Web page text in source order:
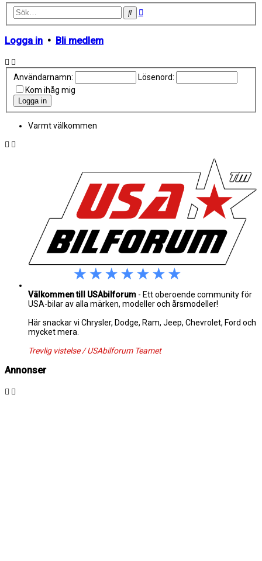
SökAvancerad
Logga in • Bli medlem
Användarnamn:
Lösenord:
Kom ihåg mig
Varmt välkommen
Välkommen till USAbilforum - Ett oberoende community för
USA-bilar av alla märken, modeller och årsmodeller!
Här snackar vi Chrysler, Dodge, Ram, Jeep, Chevrolet, Ford och
mycket mera.
Trevlig vistelse / USAbilforum Teamet
Annonser